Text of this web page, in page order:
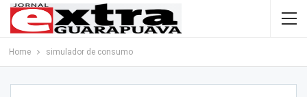
Home simulador de consumo